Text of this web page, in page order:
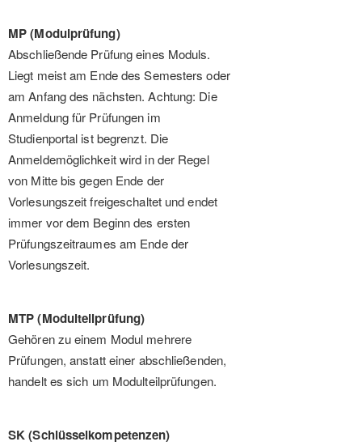
MP (Modulprüfung)
Abschließende Prüfung eines Moduls.
Liegt meist am Ende des Semesters oder
am Anfang des nächsten. Achtung: Die
Anmeldung für Prüfungen im
Studienportal ist begrenzt. Die
Anmeldemöglichkeit wird in der Regel
von Mitte bis gegen Ende der
Vorlesungszeit freigeschaltet und endet
immer vor dem Beginn des ersten
Prüfungszeitraumes am Ende der
Vorlesungszeit.
MTP (Modulteilprüfung)
Gehören zu einem Modul mehrere
Prüfungen, anstatt einer abschließenden,
handelt es sich um Modulteilprüfungen.
SK (Schlüsselkompetenzen)